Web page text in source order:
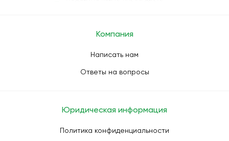
Компания
Написать нам
Ответы на вопросы
Юридическая информация
Политика конфиденциальности